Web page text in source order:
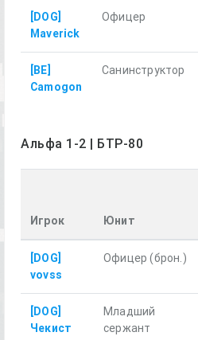
[DOG]
Maverick
Офицер
[BE]
Camogon
Санинструктор
Альфа 1-2 | БТР-80
Игрок Юнит
[DOG]
vovss
Офицер (брон.)
[DOG]
Чекист
Младший
сержант